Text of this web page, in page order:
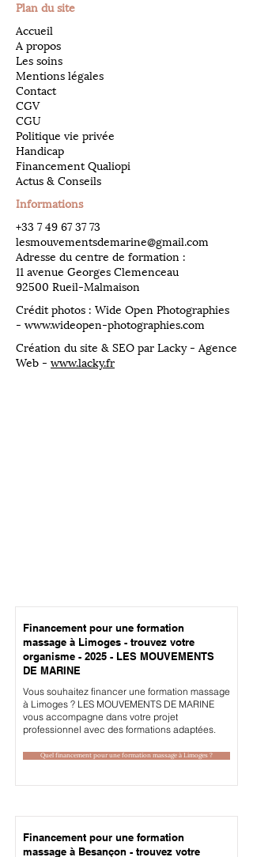
Plan du site
Accueil
A propos
Les soins
Mentions légales
Contact
CGV
CGU
Politique vie privée
Handicap
Financement Qualiopi
Actus & Conseils
Informations
​+33 7 49 67 37 73
lesmouvementsdemarine@gmail.com
Adresse du centre de formation :
11 avenue Georges Clemenceau
92500 Rueil-Malmaison
Crédit photos : Wide Open Photographies
- www.wideopen-photographies.com
Création du site & SEO par Lacky - Agence
Web - www.lacky.fr
Financement pour une formation
massage à Limoges - trouvez votre
organisme - 2025 - LES MOUVEMENTS
DE MARINE
Vous souhaitez financer une formation massage
à Limoges ? LES MOUVEMENTS DE MARINE
vous accompagne dans votre projet
professionnel avec des formations adaptées.
Quel financement pour une formation massage à Limoges ?
Financement pour une formation
massage à Besançon - trouvez votre